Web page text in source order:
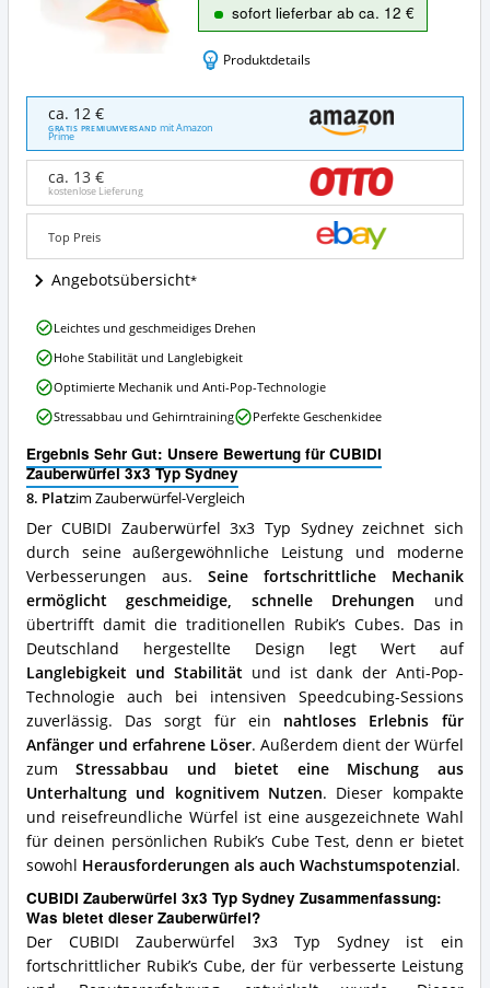
sofort lieferbar ab ca. 12 €
Produktdetails
CUBIDI
Zauberwürfel
3x3
Typ
Sydney
Angebote:
dieser
Zauberwürfel
ca. 12 €
GRATIS PREMIUMVERSAND mit Amazon
Prime
ca. 13 €
kostenlose Lieferung
Top Preis
Angebotsübersicht
Ergebnis Sehr Gut: Unsere Bewertung für CUBIDI
Zauberwürfel 3x3 Typ Sydney
8. Platzim Zauberwürfel-Vergleich
Der CUBIDI Zauberwürfel 3x3 Typ Sydney zeichnet sich
durch seine außergewöhnliche Leistung und moderne
Verbesserungen aus. Seine fortschrittliche Mechanik
ermöglicht geschmeidige, schnelle Drehungen und
übertrifft damit die traditionellen Rubik’s Cubes. Das in
Deutschland hergestellte Design legt Wert auf
Langlebigkeit und Stabilität und ist dank der Anti-Pop-
Technologie auch bei intensiven Speedcubing-Sessions
zuverlässig. Das sorgt für ein nahtloses Erlebnis für
Anfänger und erfahrene Löser. Außerdem dient der Würfel
zumStressabbau und bietet eine Mischung aus
Unterhaltung und kognitivem Nutzen. Dieser kompakte
und reisefreundliche Würfel ist eine ausgezeichnete Wahl
für deinen persönlichen Rubik’s Cube Test, denn er bietet
sowohl Herausforderungen als auch Wachstumspotenzial.
CUBIDI Zauberwürfel 3x3 Typ Sydney Zusammenfassung:
Was bietet dieser Zauberwürfel?
Der CUBIDI Zauberwürfel 3x3 Typ Sydney ist ein
fortschrittlicher Rubik’s Cube, der für verbesserte Leistung
CUBIDI
Zauberwürfel
3x3
Typ
Sydney
Vorteile:
spricht
für
diesen
Zauberwürfel?
Leichtes und geschmeidiges Drehen
Hohe Stabilität und Langlebigkeit
Optimierte Mechanik und Anti-Pop-Technologie
Stressabbau und Gehirntraining
Perfekte Geschenkidee
„Was macht unsere Tests und Vergleiche besonders hilfreich?“
TopRatgeber24 nutzt Cookies um die besten Tipps zu finden.
Datenschutz